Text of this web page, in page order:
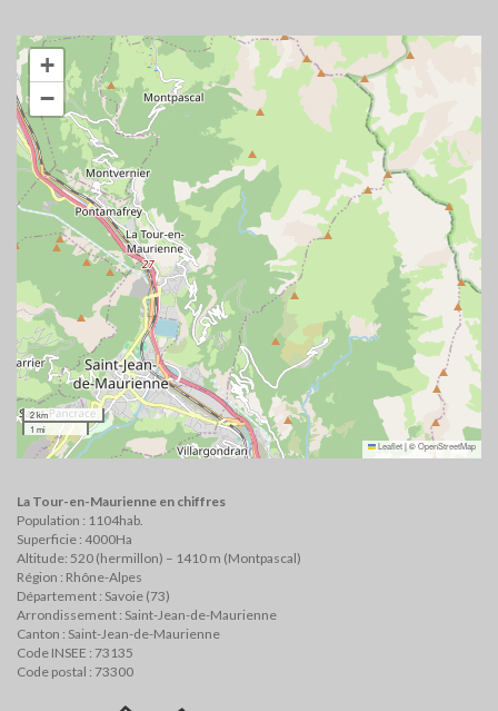
+
−
2 km
1 mi
Leaflet|©OpenStreetMap
La Tour-en-Maurienne en chiffres
Population : 1104hab.
Superficie : 4000Ha
Altitude: 520 (hermillon) – 1410 m (Montpascal)
Région : Rhône-Alpes
Département : Savoie (73)
Arrondissement : Saint-Jean-de-Maurienne
Canton : Saint-Jean-de-Maurienne
Code INSEE : 73135
Code postal : 73300